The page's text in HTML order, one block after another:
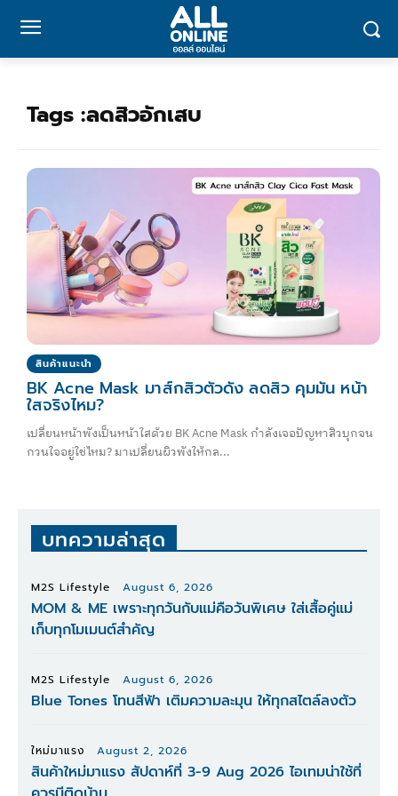
Tags :ลดสิวอักเสบ
สินค้าแนะนำ
BK Acne Mask มาส์กสิวตัวดัง ลดสิว คุมมัน หน้า
ใสจริงไหม?
เปลี่ยนหน้าพังเป็นหน้าใสด้วย BK Acne Mask กำลังเจอปัญหาสิวบุกจน
กวนใจอยู่ใช่ไหม? มาเปลี่ยนผิวพังให้กล...
บทความล่าสุด
M2S Lifestyle August 6, 2026
MOM & ME เพราะทุกวันกับแม่คือวันพิเศษ ใส่เสื้อคู่แม่
เก็บทุกโมเมนต์สำคัญ
M2S Lifestyle August 6, 2026
Blue Tones โทนสีฟ้า เติมความละมุน ให้ทุกสไตล์ลงตัว
ใหม่มาแรง August 2, 2026
สินค้าใหม่มาแรง สัปดาห์ที่ 3-9 Aug 2026 ไอเทมน่าใช้ที่